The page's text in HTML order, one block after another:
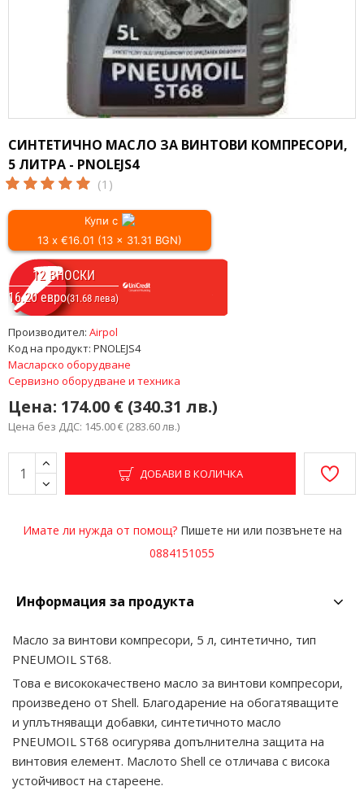
СИНТЕТИЧНО МАСЛО ЗА ВИНТОВИ КОМПРЕСОРИ,
5 ЛИТРА - PNOLEJS4
(1)
Цена: 174.00 € (340.31 лв.)
Цена без ДДС: 145.00 € (283.60 лв.)
Производител: Airpol
Код на продукт: PNOLEJS4
Масларско оборудване
Сервизно оборудване и техника
ДОБАВИ В КОЛИЧКА
Купи с
13 x €16.01 (13 x 31.31 BGN)
12 ВНОСКИ
16.20 евро(31.68 лева)
Имате ли нужда от помощ?Пишете ни или позвънете на
0884151055
Информация за продукта
Масло за винтови компресори, 5 л, синтетично, тип
PNEUMOIL ST68.
Това е висококачествено масло за винтови компресори,
произведено от Shell. Благодарение на обогатяващите
и уплътняващи добавки, синтетичното масло
PNEUMOIL ST68 осигурява допълнителна защита на
винтовия елемент. Маслото Shell се отличава с висока
устойчивост на стареене.